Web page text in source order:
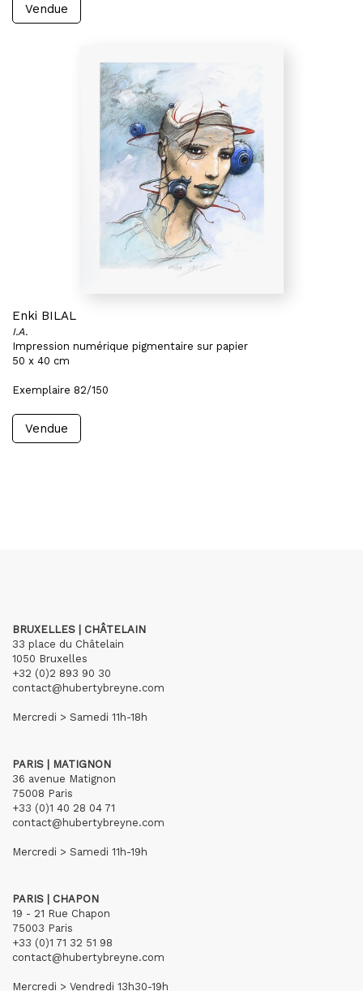
Vendue
Enki BILAL
I.A.
Impression numérique pigmentaire sur papier
50 x 40 cm
Exemplaire 82/150
Vendue
BRUXELLES | CHÂTELAIN
33 place du Châtelain
1050 Bruxelles
+32 (0)2 893 90 30
contact@hubertybreyne.com
Mercredi > Samedi 11h-18h
PARIS | MATIGNON
36 avenue Matignon
75008 Paris
+33 (0)1 40 28 04 71
contact@hubertybreyne.com
Mercredi > Samedi 11h-19h
PARIS | CHAPON
19 - 21 Rue Chapon
75003 Paris
+33 (0)1 71 32 51 98
contact@hubertybreyne.com
Mercredi > Vendredi 13h30-19h